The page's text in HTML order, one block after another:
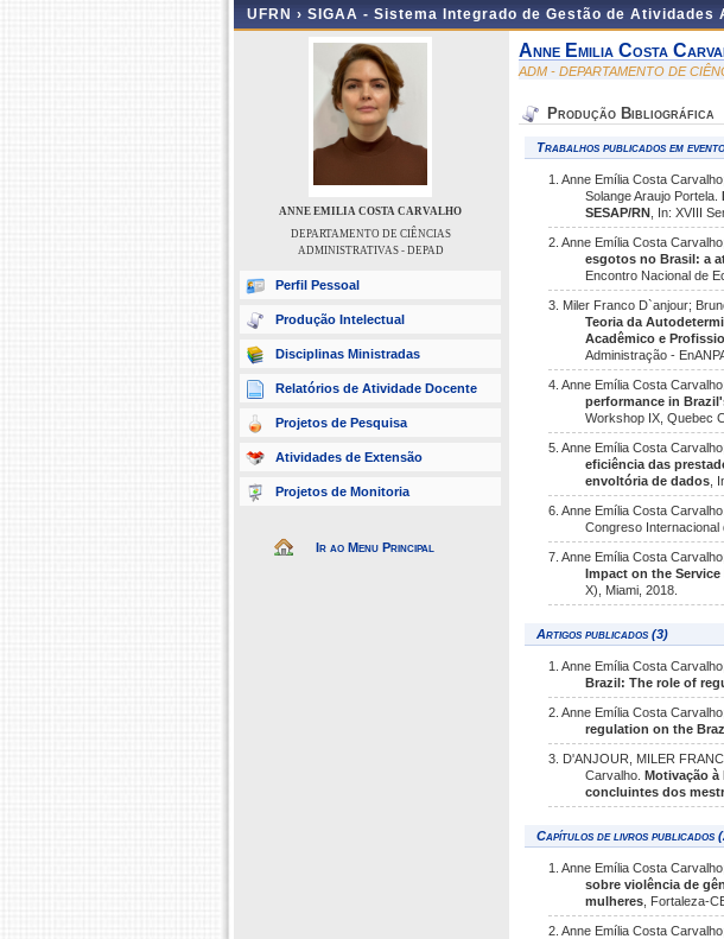
UFRN › SIGAA - Sistema Integrado de Gestão de Atividades
ANNE EMILIA COSTA CARVALHO
DEPARTAMENTO DE CIÊNCIAS
ADMINISTRATIVAS - DEPAD
Perfil Pessoal
Produção Intelectual
Disciplinas Ministradas
Relatórios de Atividade Docente
Projetos de Pesquisa
Atividades de Extensão
Projetos de Monitoria
Ir ao Menu Principal
Anne Emilia Costa
ADM - DEPARTAMENTO DE
Produção Bibliográfica
Trabalhos publicados em
1. Anne Emília Costa
Solange Araujo Portela.
SESAP/RN , In: XVIII
2. Anne Emília Costa
esgotos no Brasil: a
Encontro Nacional de
3. Miler Franco D`anjour;
Teoria da
Acadêmico e
Administração -
4. Anne Emília Costa
performance in
Workshop IX, Quebec
5. Anne Emília Costa
eficiência das
envoltória de dados ,
6. Anne Emília Costa Carvalho.
Congreso Internacional
7. Anne Emília Costa
Impact on the
X), Miami, 2018.
Artigos publicados (3)
1. Anne Emília Costa
Brazil: The role of
2. Anne Emília Costa
regulation on the
3. D'ANJOUR, MILER
Carvalho.Motivação
concluintes dos
Capítulos de livros publicados
1. Anne Emília Costa
sobre violência de
mulheres , Fortaleza-
2. Anne Emília Costa